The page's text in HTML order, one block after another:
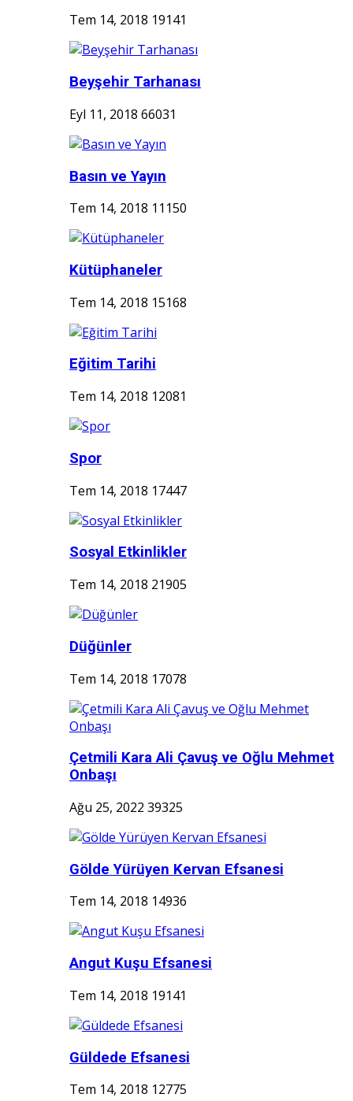
Tem 14, 2018 19141
Beyşehir Tarhanası
Eyl 11, 2018 66031
Basın ve Yayın
Tem 14, 2018 11150
Kütüphaneler
Tem 14, 2018 15168
Eğitim Tarihi
Tem 14, 2018 12081
Spor
Tem 14, 2018 17447
Sosyal Etkinlikler
Tem 14, 2018 21905
Düğünler
Tem 14, 2018 17078
Çetmili Kara Ali Çavuş ve Oğlu Mehmet
Onbaşı
Ağu 25, 2022 39325
Gölde Yürüyen Kervan Efsanesi
Tem 14, 2018 14936
Angut Kuşu Efsanesi
Tem 14, 2018 19141
Güldede Efsanesi
Tem 14, 2018 12775